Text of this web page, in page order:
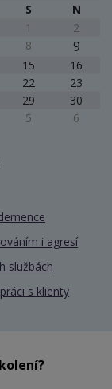
S
N
1
2
8 9
15
16
22
23
29
30
5 6
i agresí
službách
s klienty